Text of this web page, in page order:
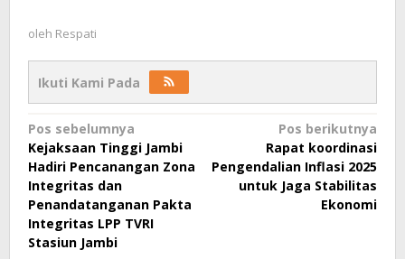
oleh Respati
Ikuti Kami Pada
Navigasi
pos
Pos sebelumnya
Kejaksaan Tinggi Jambi
Hadiri Pencanangan Zona
Integritas dan
Penandatanganan Pakta
Integritas LPP TVRI
Stasiun Jambi
Pos berikutnya
Rapat koordinasi
Pengendalian Inflasi 2025
untuk Jaga Stabilitas
Ekonomi